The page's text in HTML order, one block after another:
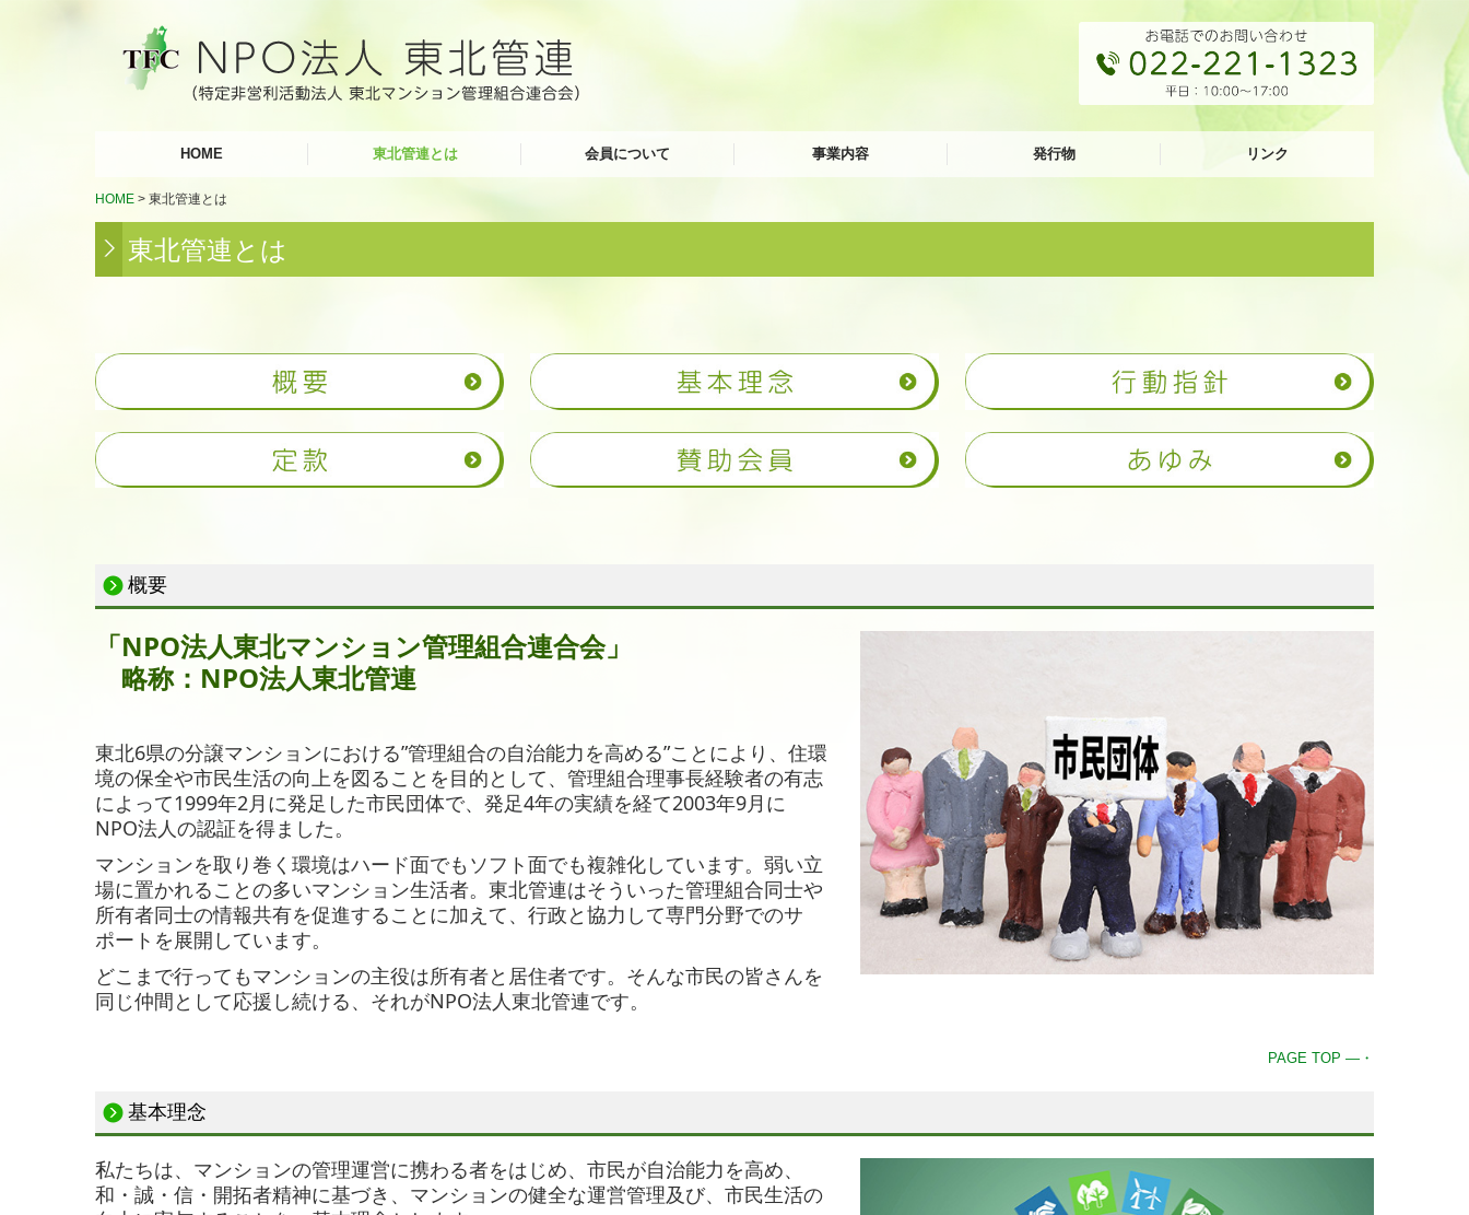
HOME 東北管連とは 会員について 事業内容 発行物 リンク
HOME 東北管連とは
東北管連とは
概要
「NPO法人東北マンション管理組合連合会」
略称：NPO法人東北管連
東北6県の分譲マンションにおける”管理組合の自治能力を高める”ことにより、住環
境の保全や市民生活の向上を図ることを目的として、管理組合理事長経験者の有志
によって1999年2月に発足した市民団体で、発足4年の実績を経て2003年9月に
NPO法人の認証を得ました。
マンションを取り巻く環境はハード面でもソフト面でも複雑化しています。弱い立
場に置かれることの多いマンション生活者。東北管連はそういった管理組合同士や
所有者同士の情報共有を促進することに加えて、行政と協力して専門分野でのサ
ポートを展開しています。
どこまで行ってもマンションの主役は所有者と居住者です。そんな市民の皆さんを
同じ仲間として応援し続ける、それがNPO法人東北管連です。
PAGE TOP ―・
基本理念
私たちは、マンションの管理運営に携わる者をはじめ、市民が自治能力を高め、
和・誠・信・開拓者精神に基づき、マンションの健全な運営管理及び、市民生活の